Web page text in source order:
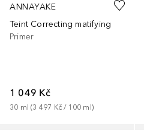
ANNAYAKE
Teint Correcting matifying
Primer
1 049 Kč
30 ml (3 497 Kč / 100 ml)
+3